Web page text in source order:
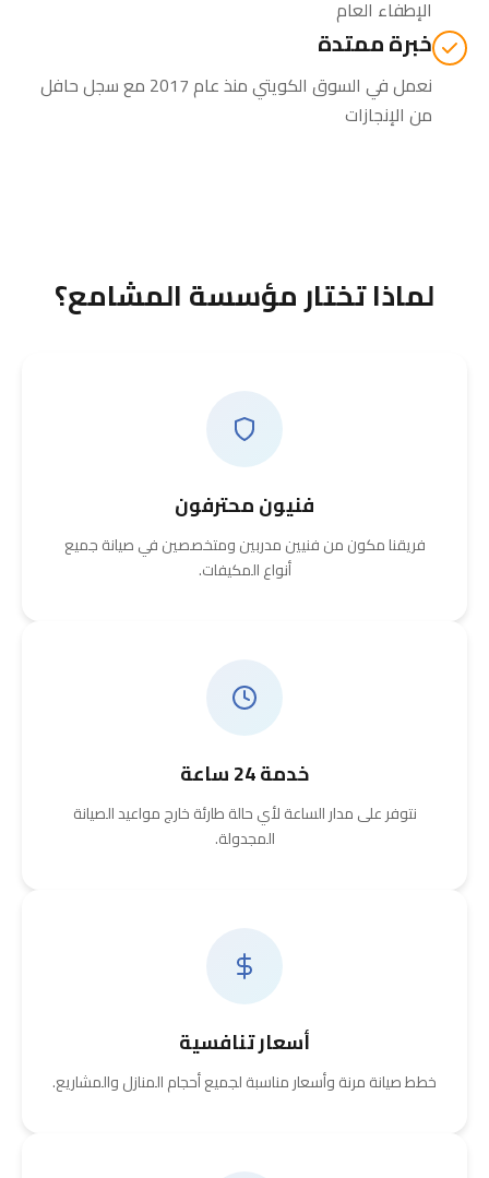
الإطفاء العام
خبرة ممتدة
نعمل في السوق الكويتي منذ عام 2017 مع سجل حافل
من الإنجازات
لماذا تختار مؤسسة المشامع؟
فنيون محترفون
فريقنا مكون من فنيين مدربين ومتخصصين في صيانة جميع
أنواع المكيفات.
خدمة 24 ساعة
نتوفر على مدار الساعة لأي حالة طارئة خارج مواعيد الصيانة
المجدولة.
أسعار تنافسية
خطط صيانة مرنة وأسعار مناسبة لجميع أحجام المنازل والمشاريع.